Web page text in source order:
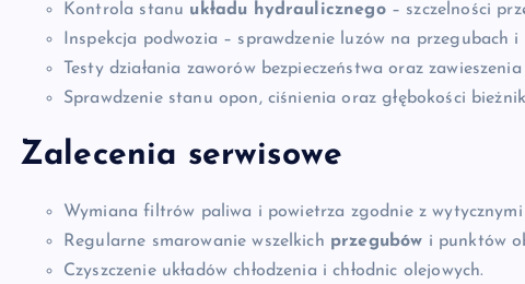
Kontrola stanu układu hydraulicznego– szczelności
Inspekcja podwozia – sprawdzenie luzów na przegubach
Testy działania zaworów bezpieczeństwa oraz
Sprawdzenie stanu opon, ciśnienia oraz głębokości
Zalecenia serwisowe
Wymiana filtrów paliwa i powietrza zgodnie z
Regularne smarowanie wszelkich przegubów i punktów
Czyszczenie układów chłodzenia i chłodnic olejowych.